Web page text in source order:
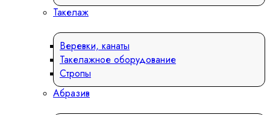
Такелаж
Веревки, канаты
Такелажное оборудование
Стропы
Абразив